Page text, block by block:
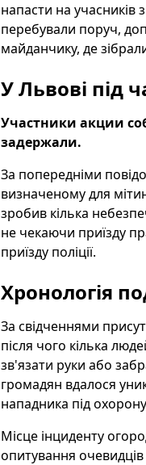
напасти на учасників
перебували поруч,
майданчику, де
У Львові під
Участники акции
задержали.
За попередніми
визначеному для
зробив кілька
не чекаючи приїзду
приїзду поліції.
Хронологія
За свідченнями
після чого кілька
зв'язати руки або
громадян вдалося
нападника під
Місце інциденту
опитування очевидців